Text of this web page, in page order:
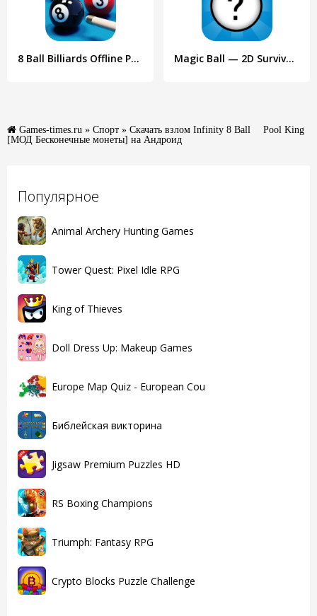
Популярное
Animal Archery Hunting Games
Tower Quest: Pixel Idle RPG
King of Thieves
Doll Dress Up: Makeup Games
Europe Map Quiz - European Cou
Библейская викторина
Jigsaw Premium Puzzles HD
RS Boxing Champions
Triumph: Fantasy RPG
Crypto Blocks Puzzle Challenge
8 Ball Billiards Offline Pool Magic Ball — 2D Survivor io
Games-times.ru » Спорт » Скачать взлом Infinity 8 Ball™ Pool King
[МОД Бесконечные монеты] на Андроид